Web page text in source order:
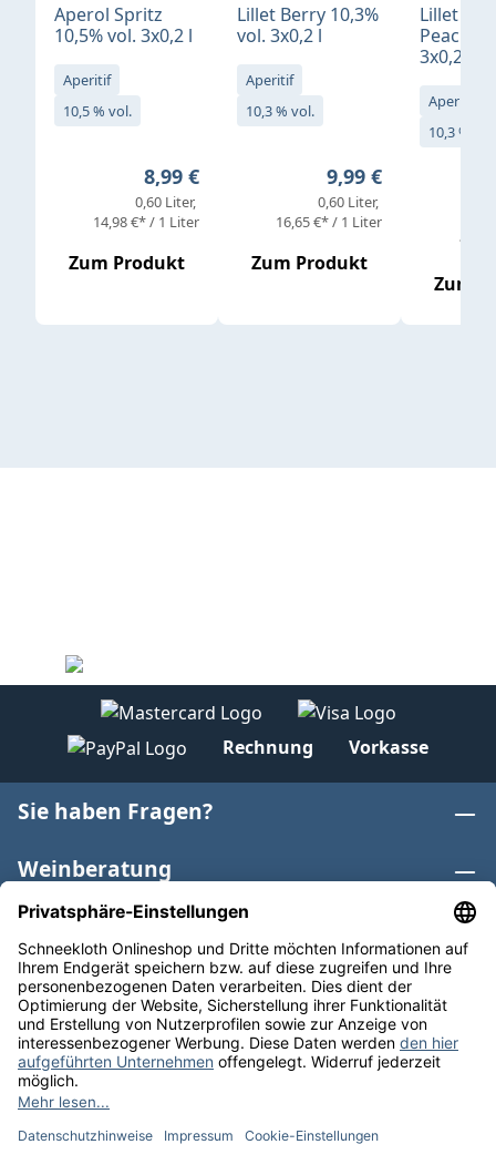
Aperol Spritz
10,5% vol. 3x0,2 l
Aperitif
10,5 % vol.
Regulärer Preis:
8,99 €
0,60 Liter
14,98 €* / 1 Liter
Zum Produkt
Lillet Berry 10,3%
vol. 3x0,2 l
Aperitif
10,3 % vol.
Regulärer Preis:
9,99 €
0,60 Liter
16,65 €* / 1 Liter
Zum Produkt
Lillet
Peach
3x0,2 l
Aperitif
10,3 % vol.
Zum
Rechnung Vorkasse
Sie haben Fragen?
Weinberatung
Informationen
Weinkategorien
Internationaler Wein
* Alle Preise inkl. gesetzl. Mehrwertsteuer zzgl.
anders angegeben. Bioprodukte im Bio-Kontrollverfahren